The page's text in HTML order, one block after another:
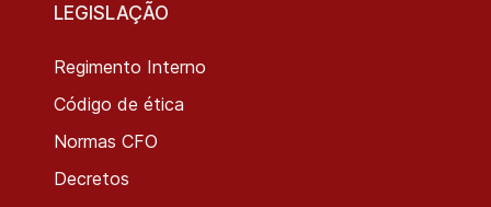
LEGISLAÇÃO
Regimento Interno
Código de ética
Normas CFO
Decretos